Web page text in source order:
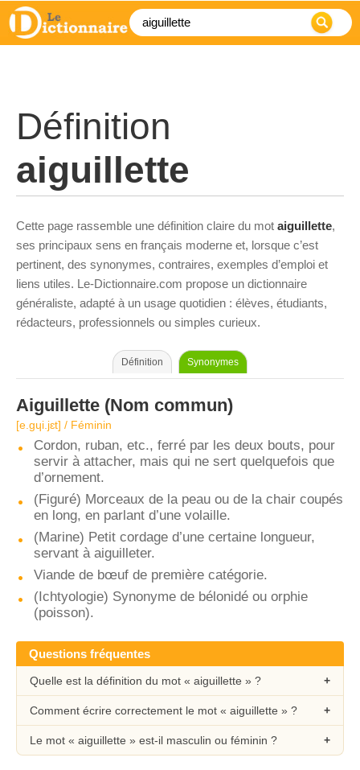
Définition
aiguillette
Cette page rassemble une définition claire du mot aiguillette,
ses principaux sens en français moderne et, lorsque c’est
pertinent, des synonymes, contraires, exemples d’emploi et
liens utiles. Le-Dictionnaire.com propose un dictionnaire
généraliste, adapté à un usage quotidien : élèves, étudiants,
rédacteurs, professionnels ou simples curieux.
Définition Synonymes
Aiguillette (Nom commun)
[e.ɡɥi.jɛt] / Féminin
Cordon, ruban, etc., ferré par les deux bouts, pour
servir à attacher, mais qui ne sert quelquefois que
d’ornement.
(Figuré) Morceaux de la peau ou de la chair coupés
en long, en parlant d’une volaille.
(Marine) Petit cordage d’une certaine longueur,
servant à aiguilleter.
Viande de bœuf de première catégorie.
(Ichtyologie) Synonyme de bélonidé ou orphie
(poisson).
Questions fréquentes
Quelle est la définition du mot « aiguillette » ?
Comment écrire correctement le mot « aiguillette » ?
Le mot « aiguillette » est-il masculin ou féminin ?